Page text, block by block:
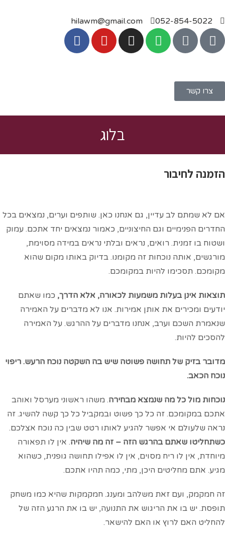
052-
hilawm@gmail.com
לב עדיין, גם אנחנו כאן. שותפים וערים, נמצאים בכל
וגם החיצוניים, כאמור נמצאים יחד אתכם. עמוק
רואים, נראים ובלתי נראים במידה מסוימת,
נוכחות זה מקומנו. בדיוק באותו מקום שהוא
להיות במקומכם.
בעלות משמעות לכאורה, אלא הדרך,כמו שאתם
את אותן אמירות. אנו לא מדברים על האמירה
וערב, אנחנו מדברים על ההרגש. על האמירה
של תחושה פשוטה שיש בה השקטה נוכח הרעש. ריפוי
כל מה שנמצא מבחירה. משהו ראשוני מערסל ואוהב
זה כל כך פשוט ובמקביל כל כך קשה להשיג. זה
אי אפשר להגיע לאותו רטט שבין כה נוכח אצלכם.
שאתם בהרגש הזה – זה מה שיהיה. אין לו תפאורה
לו ריח מסוים, אין לו אפילו תחושה גופנית, כשהוא
מחליטים היכן, מתי, כמה תהיו אתכם.
ועם זאת משלהב ומענג. חמקמקות שהיא כמו משחק
בו את הריגוש את התנועה, יש בו את הרגע הזה של
לרוץ או האם להישאר.